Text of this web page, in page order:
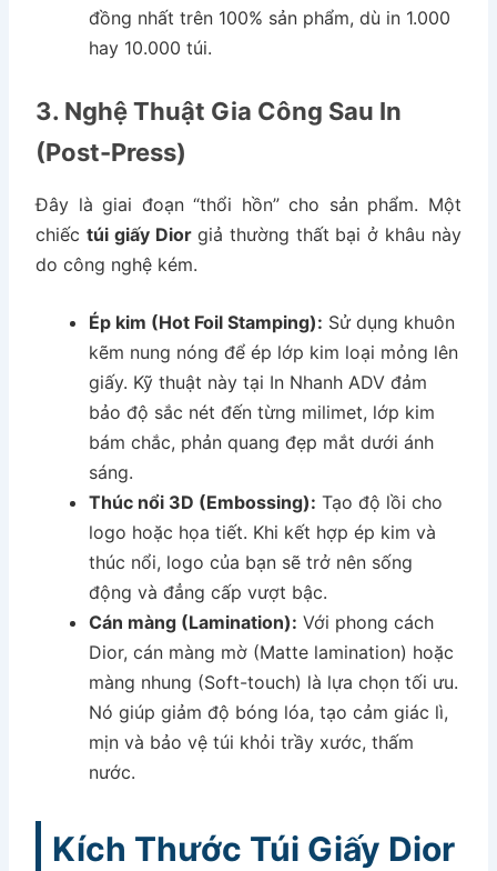
đồng nhất trên 100% sản phẩm, dù in 1.000
hay 10.000 túi.
3. Nghệ Thuật Gia Công Sau In
(Post-Press)
Đây là giai đoạn “thổi hồn” cho sản phẩm. Một
chiếctúi giấy Diorgiả thường thất bại ở khâu này
do công nghệ kém.
Ép kim (Hot Foil Stamping): Sử dụng khuôn
kẽm nung nóng để ép lớp kim loại mỏng lên
giấy. Kỹ thuật này tại In Nhanh ADV đảm
bảo độ sắc nét đến từng milimet, lớp kim
bám chắc, phản quang đẹp mắt dưới ánh
sáng.
Thúc nổi 3D (Embossing): Tạo độ lồi cho
logo hoặc họa tiết. Khi kết hợp ép kim và
thúc nổi, logo của bạn sẽ trở nên sống
động và đẳng cấp vượt bậc.
Cán màng (Lamination): Với phong cách
Dior, cán màng mờ (Matte lamination) hoặc
màng nhung (Soft-touch) là lựa chọn tối ưu.
Nó giúp giảm độ bóng lóa, tạo cảm giác lì,
mịn và bảo vệ túi khỏi trầy xước, thấm
nước.
Kích Thước Túi Giấy Dior